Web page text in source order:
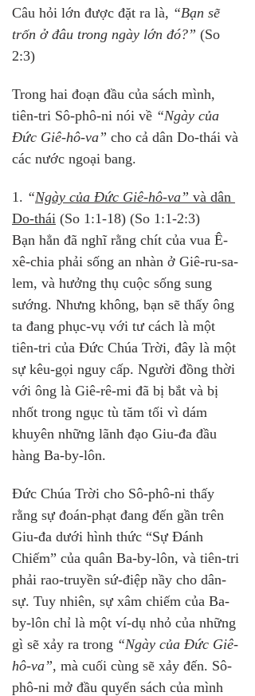
Câu hỏi lớn được đặt ra là, “Bạn sẽ
trốn ở đâu trong ngày lớn đó?” (So
2:3)
Trong hai đoạn đầu của sách mình,
tiên-tri Sô-phô-ni nói về “Ngày của
Đức Giê-hô-va” cho cả dân Do-thái và
các nước ngoại bang.
1. “Ngày của Đức Giê-hô-va” và dân
Do-thái (So 1:1-18) (So 1:1-2:3)
Bạn hẳn đã nghĩ rằng chít của vua Ê-
xê-chia phải sống an nhàn ở Giê-ru-sa-
lem, và hưởng thụ cuộc sống sung
sướng. Nhưng không, bạn sẽ thấy ông
ta đang phục-vụ với tư cách là một
tiên-tri của Đức Chúa Trời, đây là một
sự kêu-gọi nguy cấp. Người đồng thời
với ông là Giê-rê-mi đã bị bắt và bị
nhốt trong ngục tù tăm tối vì dám
khuyên những lãnh đạo Giu-đa đầu
hàng Ba-by-lôn.
Đức Chúa Trời cho Sô-phô-ni thấy
rằng sự đoán-phạt đang đến gần trên
Giu-đa dưới hình thức “Sự Đánh
Chiếm” của quân Ba-by-lôn, và tiên-tri
phải rao-truyền sứ-điệp nầy cho dân-
sự. Tuy nhiên, sự xâm chiếm của Ba-
by-lôn chỉ là một ví-dụ nhỏ của những
gì sẽ xảy ra trong “Ngày của Đức Giê-
hô-va”, mà cuối cùng sẽ xảy đến. Sô-
phô-ni mở đầu quyển sách của mình